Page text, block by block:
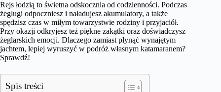
Rejs łodzią to świetna odskocznia od codzienności. Podczas
żeglugi odpoczniesz i naładujesz akumulatory, a także
spędzisz czas w miłym towarzystwie rodziny i przyjaciół.
Przy okazji odkryjesz też piękne zakątki oraz doświadczysz
żeglarskich emocji. Dlaczego zamiast płynąć wynajętym
jachtem, lepiej wyruszyć w podróż własnym katamaranem?
Sprawdź!
Spis treści